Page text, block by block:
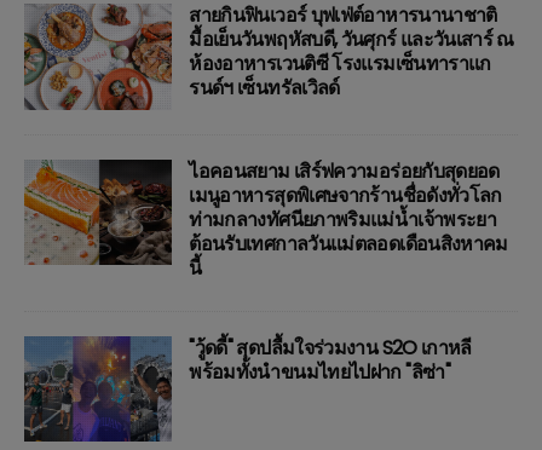
สายกินฟินเวอร์ บุฟเฟ่ต์อาหารนานาชาติ
มื้อเย็นวันพฤหัสบดี, วันศุกร์ และวันเสาร์ ณ
ห้องอาหารเวนติซี โรงแรมเซ็นทาราแก
รนด์ฯ เซ็นทรัลเวิลด์
ไอคอนสยาม เสิร์ฟความอร่อยกับสุดยอด
เมนูอาหารสุดพิเศษจากร้านชื่อดังทั่วโลก
ท่ามกลางทัศนียภาพริมแม่น้ำเจ้าพระยา
ต้อนรับเทศกาลวันแม่ตลอดเดือนสิงหาคม
นี้
"วู้ดดี้" สุดปลื้มใจร่วมงาน S2O เกาหลี
พร้อมทั้งนำขนมไทยไปฝาก "ลิซ่า"